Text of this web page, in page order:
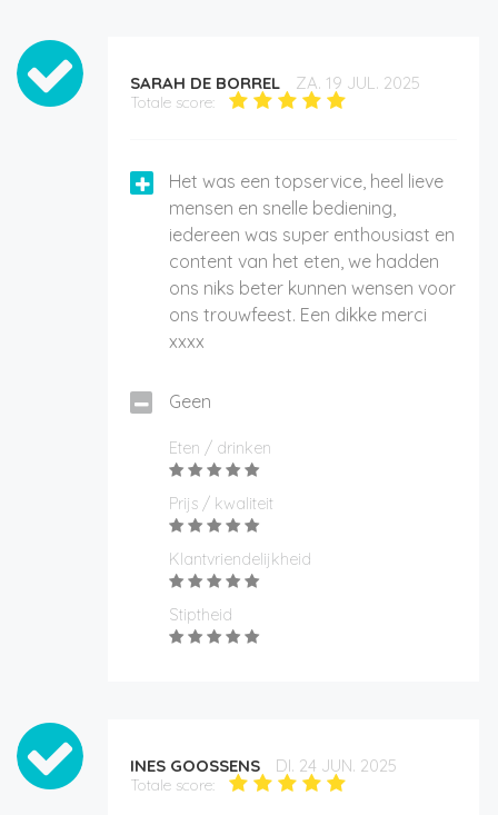
SARAH DE BORREL ZA. 19 JUL. 2025
Totale score:
Het was een topservice, heel lieve
mensen en snelle bediening,
iedereen was super enthousiast en
content van het eten, we hadden
ons niks beter kunnen wensen voor
ons trouwfeest. Een dikke merci
xxxx
Geen
Eten / drinken
Prijs / kwaliteit
Klantvriendelijkheid
Stiptheid
INES GOOSSENS DI. 24 JUN. 2025
Totale score: